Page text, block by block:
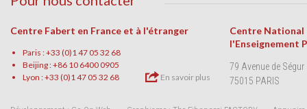
Centre Fabert en France et à l'étranger
Paris : +33 (0)1 47 05 32 68
Beijing : +86 10 6400 0905
Lyon : +33 (0)1 47 05 32 68
En savoir plus
Centre National
l'Enseignement
79 Avenue de Ségur
75015 PARIS